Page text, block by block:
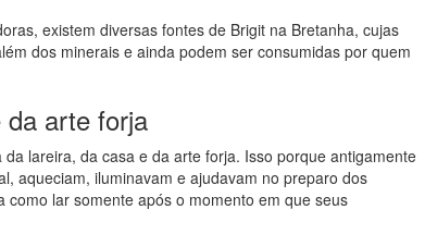
existem diversas fontes de Brigit na Bretanha, cujas
dos minerais e ainda podem ser consumidas por quem
da arte forja
lareira, da casa e da arte forja. Isso porque antigamente
aqueciam, iluminavam e ajudavam no preparo dos
lar somente após o momento em que seus